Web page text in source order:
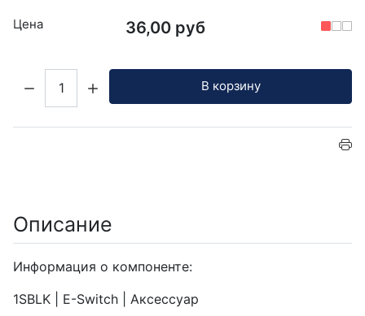
Цена 36,00 руб
В корзину
Описание
Информация о компоненте:
1SBLK | E-Switch | Аксессуар